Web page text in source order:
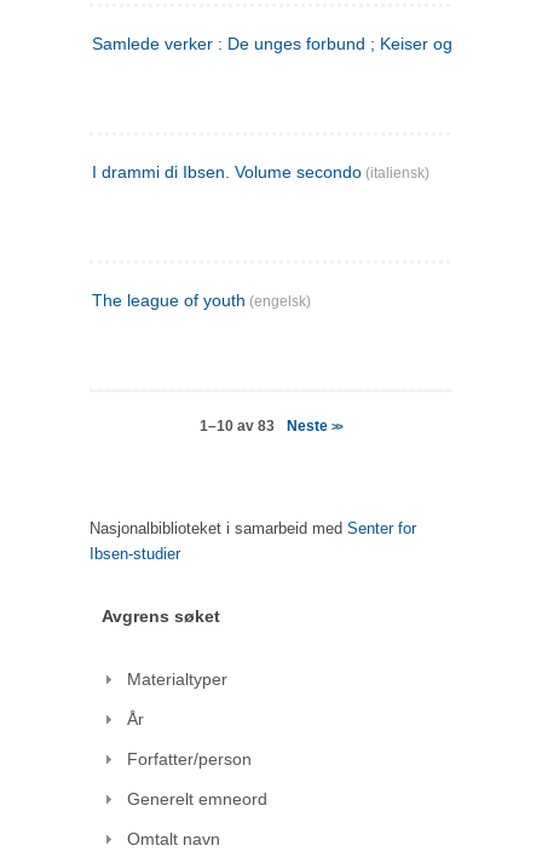
Samlede verker : De unges forbund ; Keiser og Galilæer. 3
I drammi di Ibsen. Volume secondo (italiensk)
The league of youth (engelsk)
1–10 av 83 Neste>>
Nasjonalbiblioteket i samarbeid med Senter for
Ibsen-studier
Avgrens søket
Materialtyper
År
Forfatter/person
Generelt emneord
Omtalt navn